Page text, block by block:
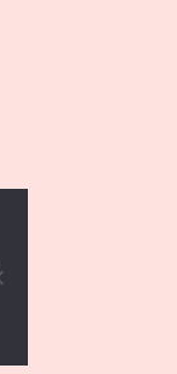
כדי לספק את
למידע ממכשירך.
גלישה או מזהים